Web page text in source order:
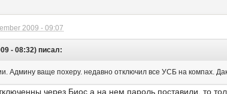
2009 - 09:07
- 08:32) писал:
Админу ваще похеру. недавно отключил все УСБ на компах.
через Биос а на нем пароль поставили, то